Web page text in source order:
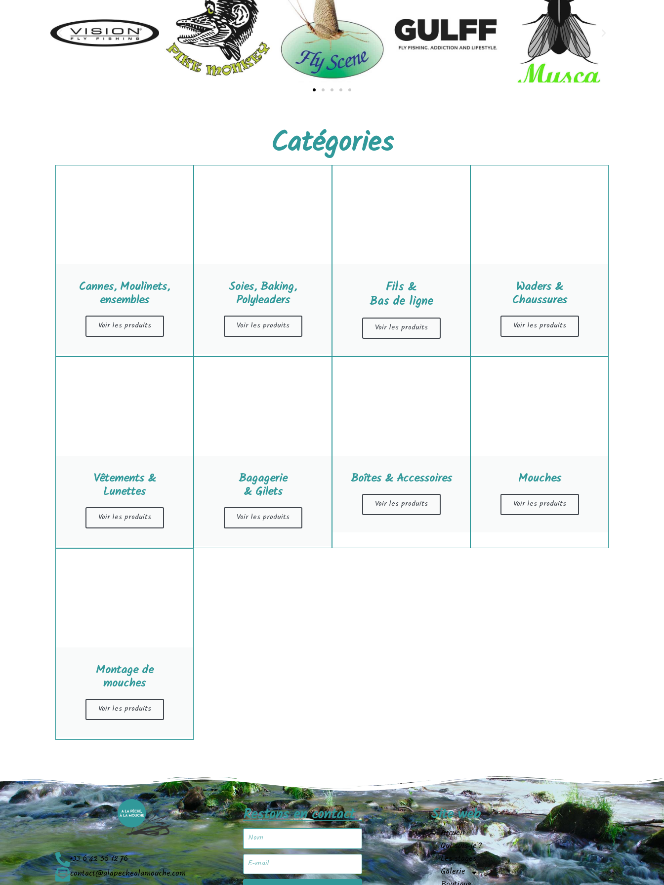
Catégories
Cannes, Moulinets,
ensembles
Voir les produits
Soies, Baking,
Polyleaders
Voir les produits
Fils &
Bas de ligne
Voir les produits
Waders &
Chaussures
Voir les produits
Vêtements &
Lunettes
Voir les produits
Bagagerie
& Gilets
Voir les produits
Boîtes & Accessoires
Voir les produits
Mouches
Voir les produits
Montage de
mouches
Voir les produits
+33 6 42 56 12 76
contact@alapechealamouche.com
Restons en contact Site web
Accueil
Qui suis-je ?
Les stages
Galerie